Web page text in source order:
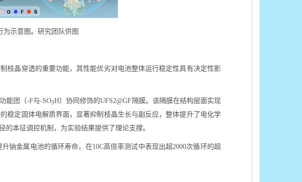
为示意图。研究团队供图
枝晶穿透的重要功能，其性能优劣对电池整体运行稳定性具有决定性影
能团（-F与-SO3H）协同修饰的UFS2@GF隔膜。该隔膜在结构层面实现
稳定固体电解质界面，显著抑制枝晶生长与副反应，整体提升了电化学
本征调控机制，为实验结果提供了理论支撑。
钠金属电池的循环寿命，在10C高倍率测试中表现出超2000次循环的超